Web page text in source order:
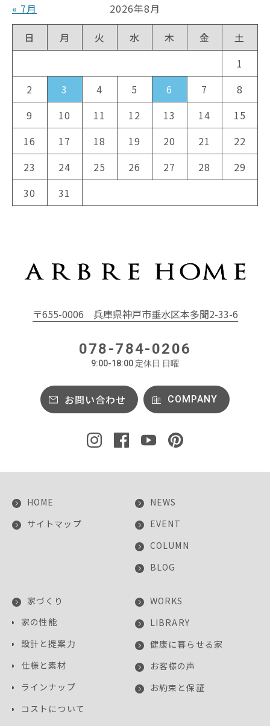
« 7月
2026年8月
日
月 火 水 木 金
土
1
2
3 4 5 6 7
8
9
10 11 12 13 14
15
16
17 18 19 20 21
22
23
24 25 26 27 28
29
30
31
〒655-0006 兵庫県神戸市垂水区本多聞2-33-6
078-784-0206
9:00-18:00 定休日 日曜
お問い合わせ COMPANY
HOME
サイトマップ
NEWS
EVENT
COLUMN
BLOG
家づくり
家の性能
設計と提案力
仕様と素材
ラインナップ
コストについて
WORKS
LIBRARY
健康に暮らせる家
お客様の声
お約束と保証